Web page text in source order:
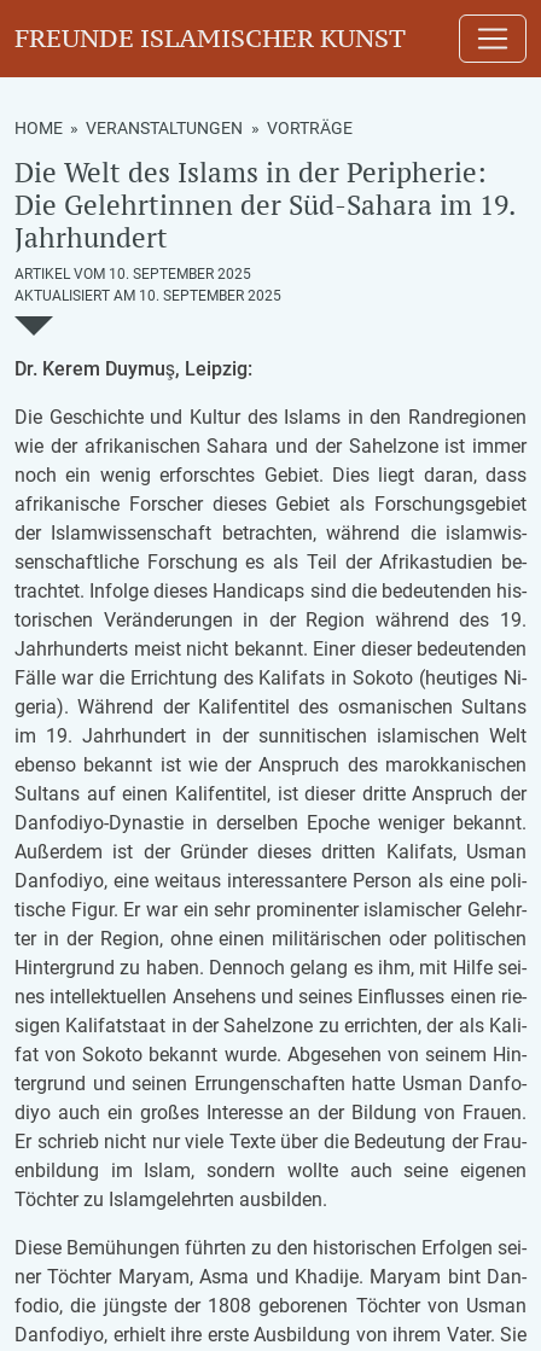
FREUNDE ISLAMISCHER KUNST
HOME » VERANSTALTUNGEN » VORTRÄGE
Die Welt des Islams in der Peripherie:
Die Gelehrtinnen der Süd-Sahara im 19.
Jahrhundert
ARTIKEL VOM 10. SEPTEMBER 2025
AKTUALISIERT AM 10. SEPTEMBER 2025
Dr. Kerem Duymuş, Leip­zig:
Die Ge­schich­te und Kul­tur des Is­lams in den Rand­re­gi­o­nen
wie der afri­ka­ni­schen Sa­ha­ra und der Sa­hel­zo­ne ist immer
noch ein wenig er­forsch­tes Ge­biet. Dies liegt daran, dass
afri­ka­ni­sche For­scher die­ses Ge­biet als For­schungs­ge­biet
der Is­lam­wis­sen­schaft be­trach­ten, wäh­rend die is­lam­wis­
sen­schaft­li­che For­schung es als Teil der Afri­ka­stu­di­en be­
trach­tet. In­fol­ge die­ses Han­di­caps sind die be­deu­ten­den his­
to­ri­schen Ver­än­de­run­gen in der Re­gi­on wäh­rend des 19.
Jahr­hun­derts meist nicht be­kannt. Einer die­ser be­deu­ten­den
Fälle war die Er­rich­tung des Ka­li­fats in So­ko­to (heu­ti­ges Ni­
ge­ria). Wäh­rend der Ka­li­fen­ti­tel des os­ma­ni­schen Sul­tans
im 19. Jahr­hun­dert in der sun­ni­ti­schen is­la­mi­schen Welt
eben­so be­kannt ist wie der An­spruch des ma­rok­ka­ni­schen
Sul­tans auf einen Ka­li­fen­ti­tel, ist die­ser drit­te An­spruch der
Dan­fo­diyo-Dy­nas­tie in der­sel­ben Epo­che we­ni­ger be­kannt.
Au­ßer­dem ist der Grün­der die­ses drit­ten Ka­li­fats, Usman
Dan­fo­diyo, eine weit­aus in­ter­es­san­te­re Per­son als eine po­li­
ti­sche Figur. Er war ein sehr pro­mi­nen­ter is­la­mi­scher Ge­lehr­
ter in der Re­gi­on, ohne einen mi­li­tä­ri­schen oder po­li­ti­schen
Hin­ter­grund zu haben. Den­noch ge­lang es ihm, mit Hilfe sei­
nes in­tel­lek­tu­el­len An­se­hens und sei­nes Ein­flus­ses einen rie­
si­gen Ka­li­fat­staat in der Sa­hel­zo­ne zu er­rich­ten, der als Ka­li­
fat von So­ko­to be­kannt wurde. Ab­ge­se­hen von sei­nem Hin­
ter­grund und sei­nen Er­run­gen­schaf­ten hatte Usman Dan­fo­
diyo auch ein gro­ßes In­ter­es­se an der Bil­dung von Frau­en.
Er schrieb nicht nur viele Texte über die Be­deu­tung der Frau­
en­bil­dung im Islam, son­dern woll­te auch seine ei­ge­nen
Töch­ter zu Is­lam­ge­lehr­ten aus­bil­den.
Diese Be­mü­hun­gen führ­ten zu den his­to­ri­schen Er­fol­gen sei­
ner Töch­ter Ma­ryam, Asma und Kha­di­je. Ma­ryam bint Dan­
fo­dio, die jüngs­te der 1808 ge­bo­re­nen Töch­ter von Usman
Dan­fo­diyo, er­hielt ihre erste Aus­bil­dung von ihrem Vater. Sie